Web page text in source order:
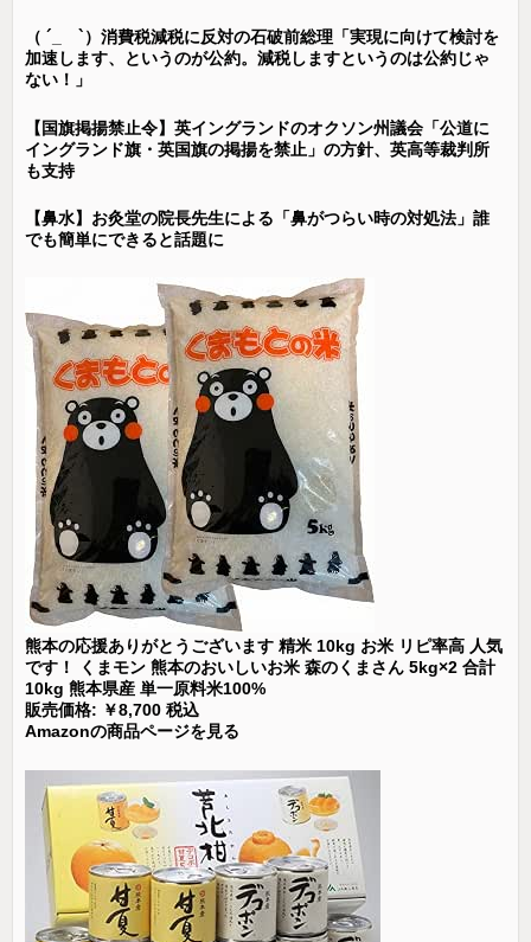
（ ´_ゝ`）消費税減税に反対の石破前総理「実現に向けて検討を
加速します、というのが公約。減税しますというのは公約じゃ
ない！」
【国旗掲揚禁止令】英イングランドのオクソン州議会「公道に
イングランド旗・英国旗の掲揚を禁止」の方針、英高等裁判所
も支持
【鼻水】お灸堂の院長先生による「鼻がつらい時の対処法」誰
でも簡単にできると話題に
熊本の応援ありがとうございます 精米 10kg お米 リピ率高 人気
です！ くまモン 熊本のおいしいお米 森のくまさん 5kg×2 合計
10kg 熊本県産 単一原料米100%
販売価格: ￥8,700 税込
Amazonの商品ページを見る